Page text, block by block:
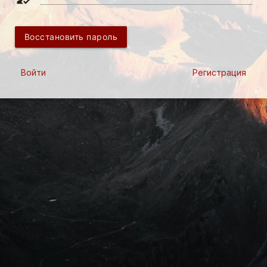
Восстановить пароль
Войти Регистрация